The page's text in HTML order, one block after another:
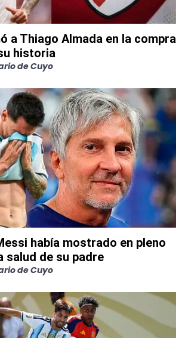
a Thiago Almada en la compra
historia
de Cuyo
había mostrado en pleno
salud de su padre
de Cuyo